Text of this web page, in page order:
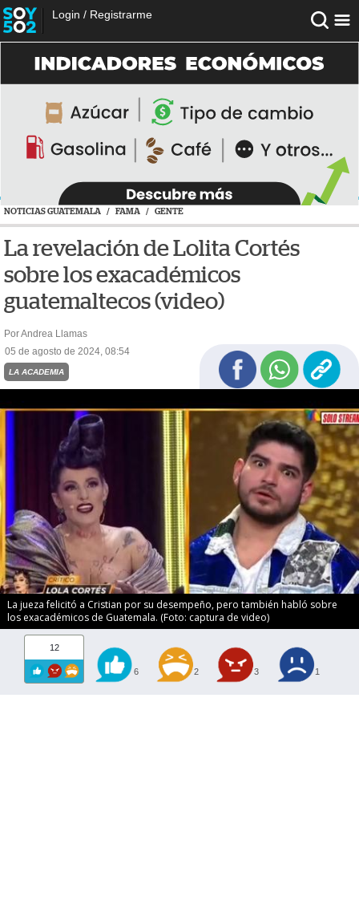
Login / Registrarme
NOTICIAS GUATEMALA / FAMA / GENTE
La revelación de Lolita Cortés
sobre los exacadémicos
guatemaltecos (video)
Por Andrea Llamas
05 de agosto de 2024, 08:54
LA ACADEMIA
La jueza felicitó a Cristian por su desempeño, pero también habló sobre
los exacadémicos de Guatemala. (Foto: captura de video)
12
6 2 3 1